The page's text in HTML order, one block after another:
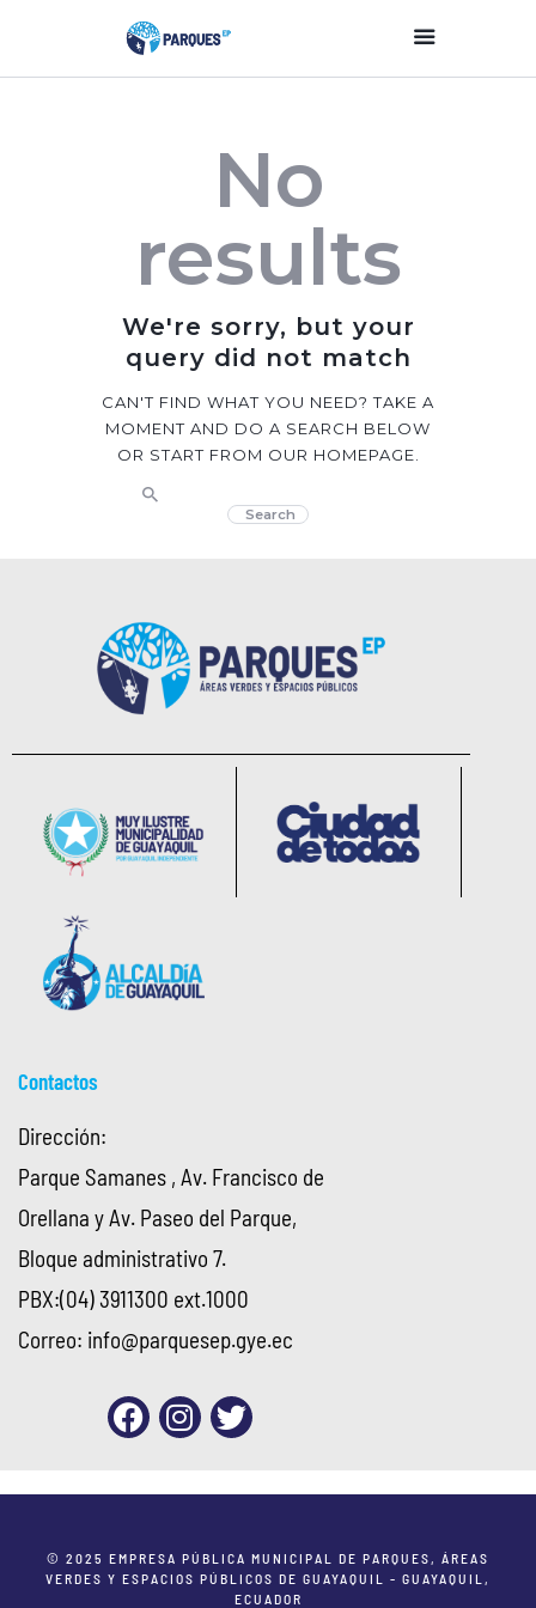
Parques Y Plazas
Participación
Ciudadana
Planificación
Transparencia
Contacto
No
results
We're sorry, but your
query did not match
CAN'T FIND WHAT YOU NEED? TAKE A
MOMENT AND DO A SEARCH BELOW
OR START FROM OUR HOMEPAGE
Contactos
Dirección:
Parque Samanes , Av. Francisco de
Orellana y Av. Paseo del Parque,
Bloque administrativo 7.
PBX:(04) 3911300 ext.1000
Correo: info@parquesep.gye.ec
© 2025 EMPRESA PÚBLICA MUNICIPAL DE PARQUES, ÁREAS
VERDES Y ESPACIOS PÚBLICOS DE GUAYAQUIL - GUAYAQUIL,
ECUADOR